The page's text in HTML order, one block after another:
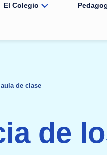
El Colegio
de clase
de